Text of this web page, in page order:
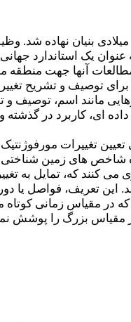
یک استاندارد
آنها جهت منطقه
شناختی است، لیکن انتخاب آنها
مانند اسم، توصیف
ای، کاربرد در گذشته و
تغییرات
های زمین شناختی
کنند که، تمایل به
این تعریف، فواصل یا
در مقیاس زمانی
در مقیاس بزرگ را